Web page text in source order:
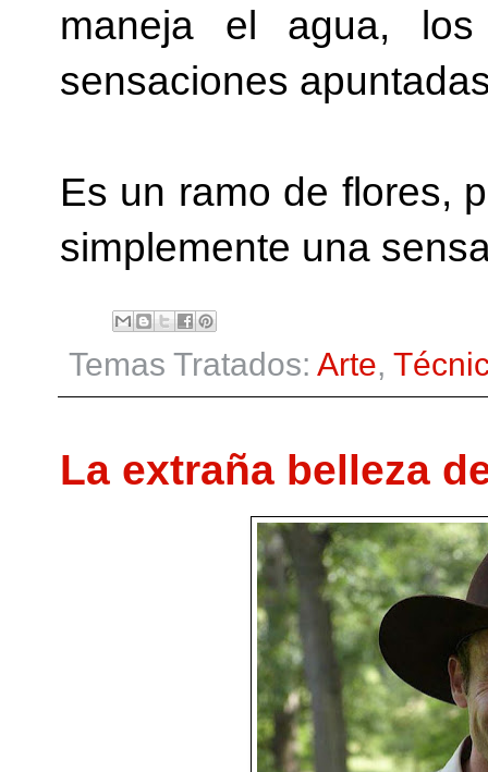
maneja el agua,
sensaciones
Es un ramo de flores,
simplemente una
Temas Tratados: Arte,
La extraña belleza